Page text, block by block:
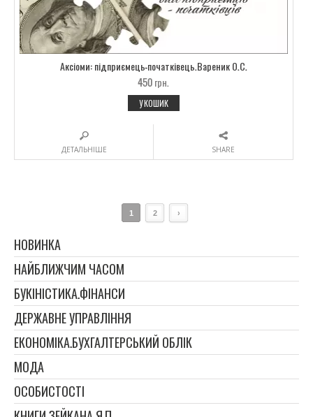
Аксіоми: підприємець-початківець.Вареник О.С.
450грн.
У КОШИК
ДЕТАЛЬНІШЕ SHARE
1 2 ›
НОВИНКА
НАЙБЛИЖЧИМ ЧАСОМ
БУКІНІСТИКА.ФІНАНСИ
ДЕРЖАВНЕ УПРАВЛІННЯ
ЕКОНОМІКА.БУХГАЛТЕРСЬКИЙ ОБЛІК
МОДА
ОСОБИСТОСТІ